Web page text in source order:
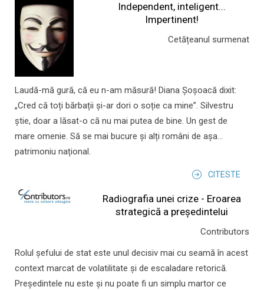
Independent, inteligent...
Impertinent!
Cetățeanul surmenat
Laudă-mă gură, că eu n-am măsură! Diana Șoșoacă dixit:
„Cred că toți bărbații și-ar dori o soție ca mine”. Silvestru
știe, doar a lăsat-o că nu mai putea de bine. Un gest de
mare omenie. Să se mai bucure și alți români de așa...
patrimoniu național.
CITESTE
Radiografia unei crize - Eroarea
strategică a președintelui
Contributors
Rolul şefului de stat este unul decisiv mai cu seamă în acest
context marcat de volatilitate şi de escaladare retorică.
Preşedintele nu este şi nu poate fi un simplu martor ce